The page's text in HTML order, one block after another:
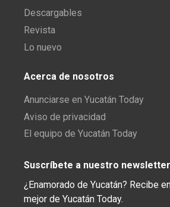
Descargables
Revista
Lo nuevo
Acerca de nosotros
Anunciarse en Yucatán Today
Aviso de privacidad
El equipo de Yucatán Today
Suscríbete a nuestro newsletter
¿Enamorado de Yucatán? Recibe
mejor de Yucatán Today.